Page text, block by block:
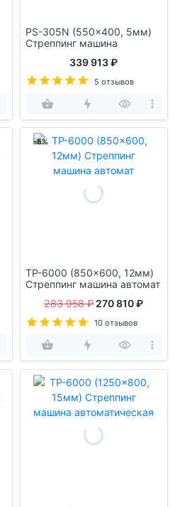
PS-305N (550x400, 5мм)
Стреппинг машина
339 913 ₽
5 отзывов
-5%
TP-6000 (850x600, 12мм)
Стреппинг машина автомат
283 958 ₽ 270 810 ₽
10 отзывов